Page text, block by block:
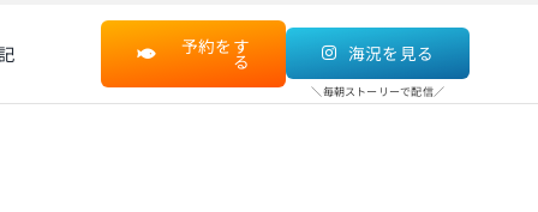
予約をす
る 海況を見る
＼毎朝ストーリーで配信／